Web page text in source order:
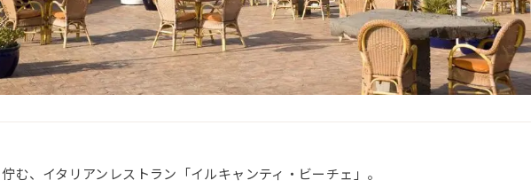
む、イタリアンレストラン「イルキャンティ・ビーチェ」。